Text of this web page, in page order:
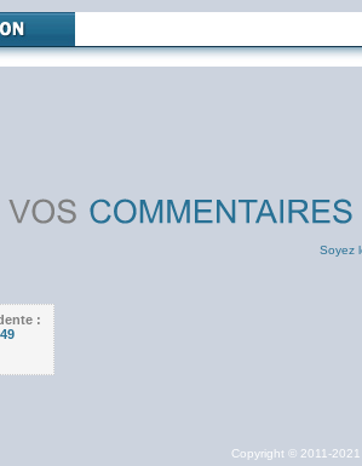
Soyez
:
Copyright © 2011-